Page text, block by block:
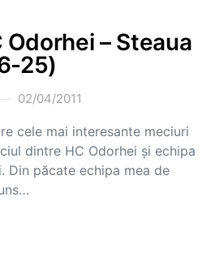
Odorhei – Steaua
25)
02/04/2011
cele mai interesante meciuri
dintre HC Odorhei şi echipa
Din păcate echipa mea de